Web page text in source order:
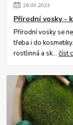
26.09.2023
Přírodní vosky -
Přírodní vosky se
třeba i do
rostlinná a sk...číst